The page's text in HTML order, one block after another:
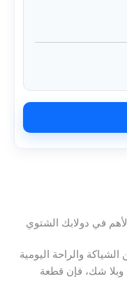
والراحة اليومية
شك، فإن قطعة